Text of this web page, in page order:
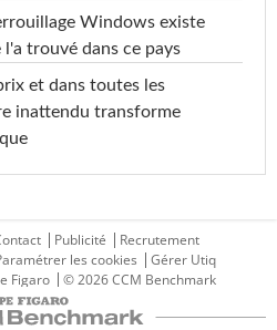
Windows existe
trouvé dans ce pays
et dans toutes les
inattendu transforme
Publicité
Recrutement
les cookies
Gérer Utiq
Figaro © 2026 CCM Benchmark